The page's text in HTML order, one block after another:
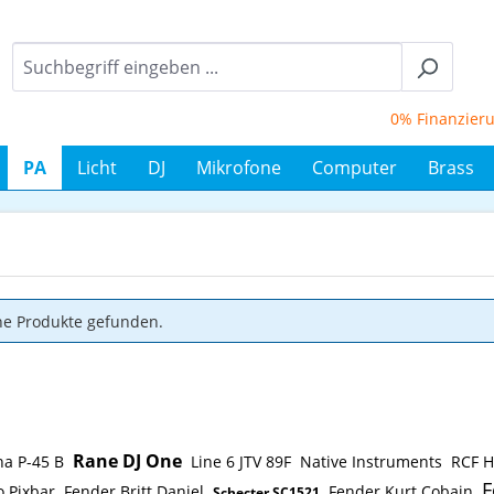
0% Finanzierung
PA Licht DJ Mikrofone Computer Brass
Produkte gefunden.
P-45 B Rane DJ One Line 6 JTV 89F Native Instruments RCF